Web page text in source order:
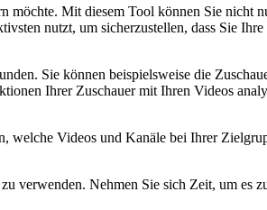
möchte. Mit diesem Tool können Sie nicht
nutzt, um sicherzustellen, dass Sie
Sie können beispielsweise die
Ihrer Zuschauer mit Ihren Videos
welche Videos und Kanäle bei Ihrer
verwenden. Nehmen Sie sich Zeit, um es